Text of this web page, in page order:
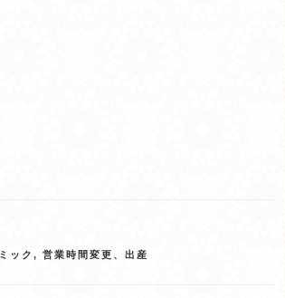
ック,営業時間変更、出産